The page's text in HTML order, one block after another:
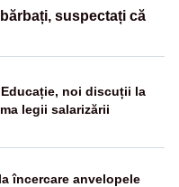
suspectați că
noi discuții la
legii salarizării
încercare anvelopele